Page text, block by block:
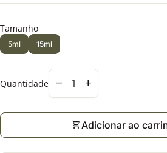
Tamanho
5ml 15ml
Quantidade
Diminuir a quantidade
remove
Aumentar a
add
shopping_cartAdicionar ao